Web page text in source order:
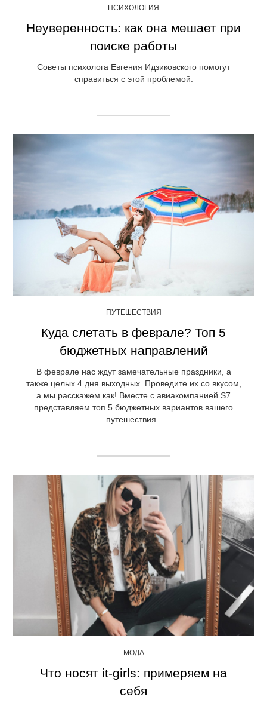
ПСИХОЛОГИЯ
Неуверенность: как она мешает при
поиске работы
Советы психолога Евгения Идзиковского помогут
справиться с этой проблемой.
ПУТЕШЕСТВИЯ
Куда слетать в феврале? Топ 5
бюджетных направлений
В феврале нас ждут замечательные праздники, а
также целых 4 дня выходных. Проведите их со вкусом,
а мы расскажем как! Вместе с авиакомпанией S7
представляем топ 5 бюджетных вариантов вашего
путешествия.
МОДА
Что носят it-girls: примеряем на
себя